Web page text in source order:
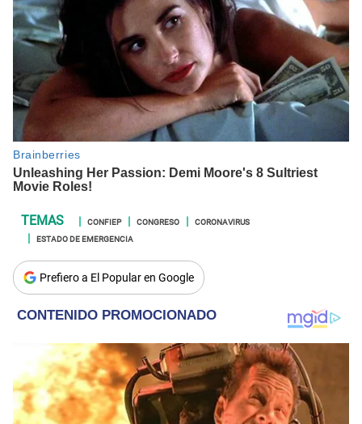
CONFIEP CONGRESO
CORONAVIRUS
ESTADO DE EMERGENCIA
Prefiero a El Popular en Google